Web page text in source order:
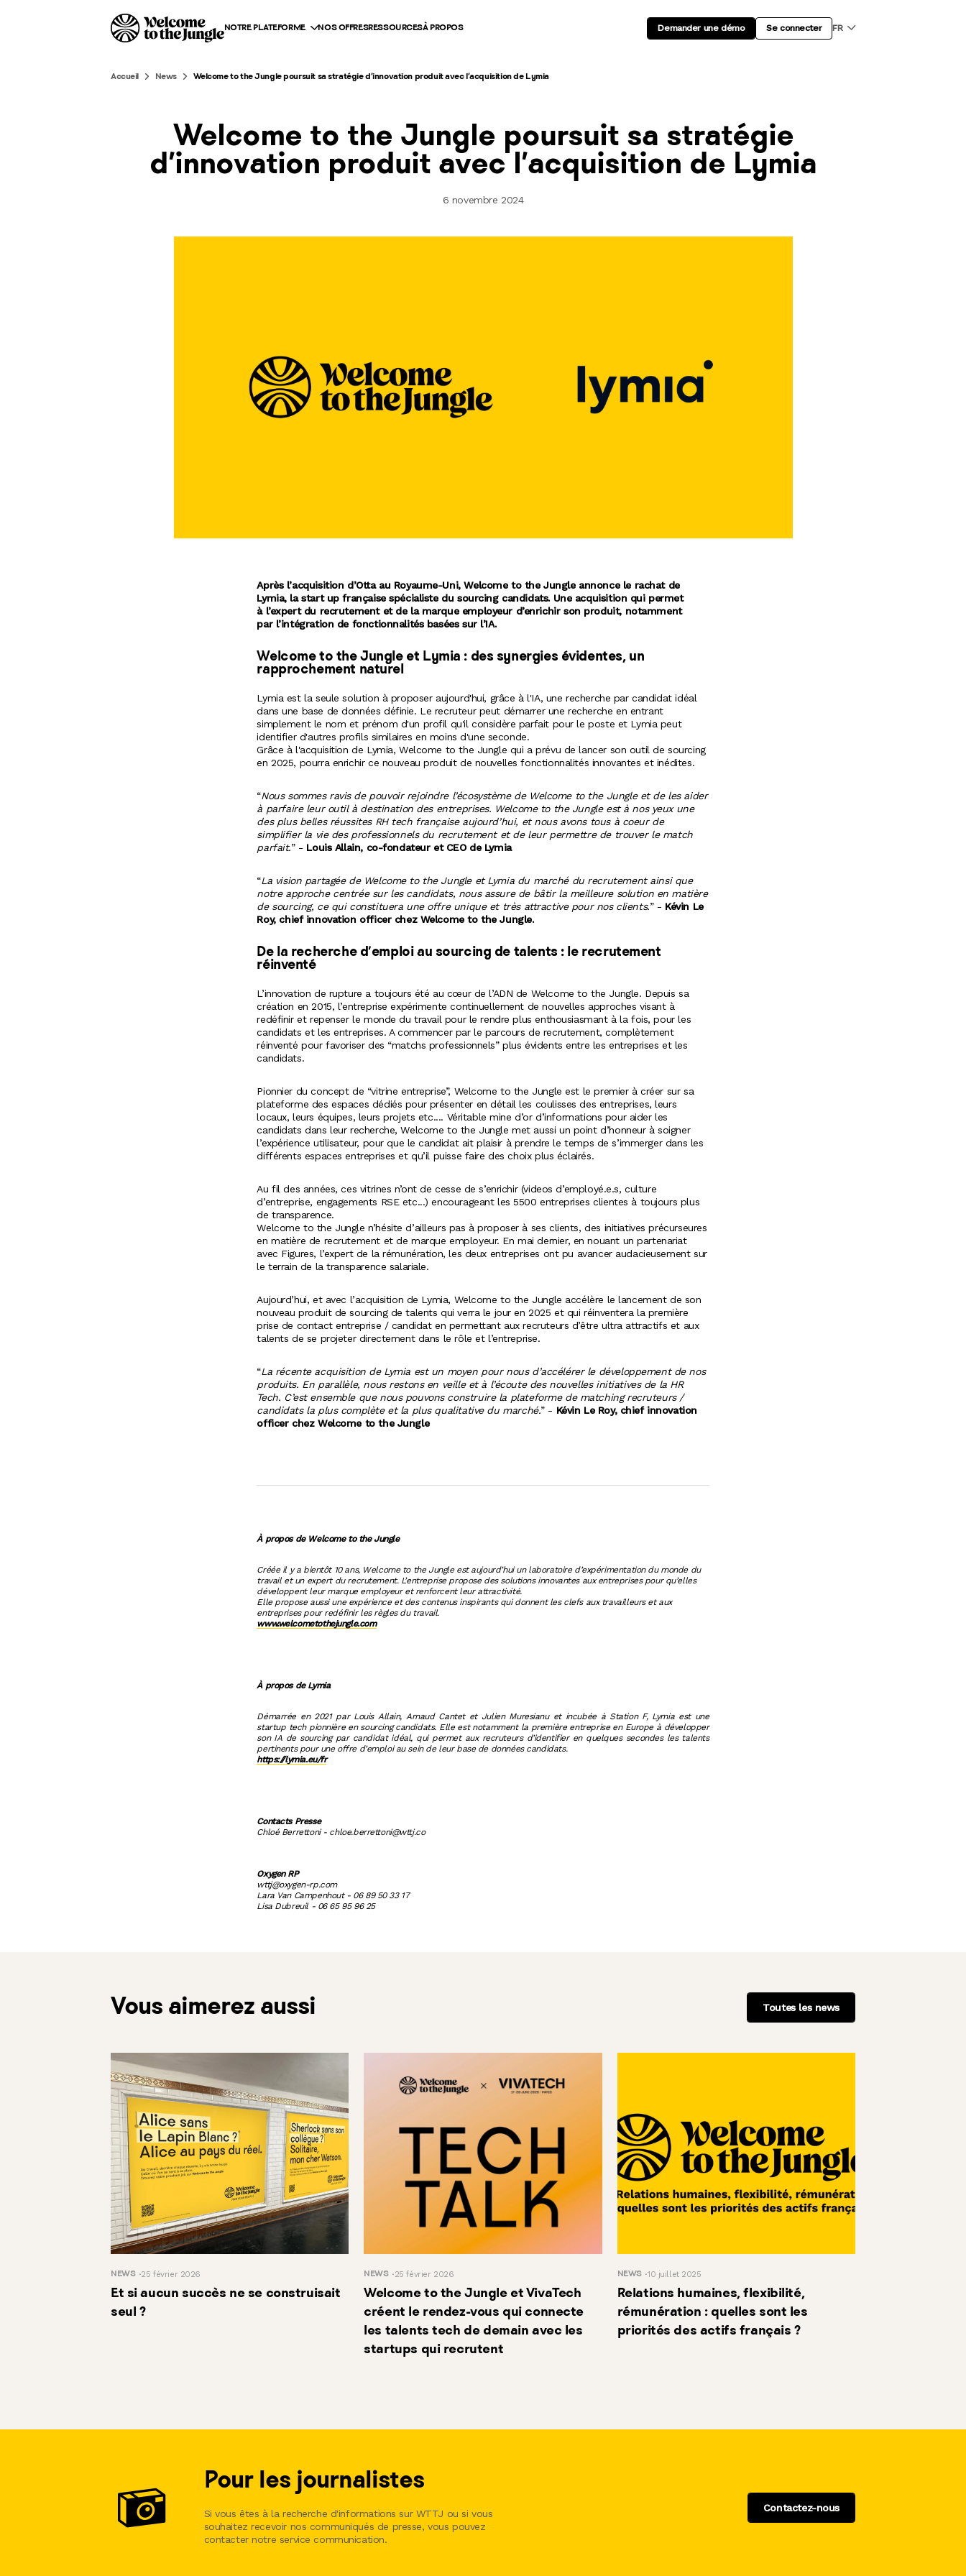
NOTRE PLATEFORME NOS OFFRESRESSOURCESÀ PROPOS Demander une démo Se connecter FR
Accueil News Welcome to the Jungle poursuit sa stratégie d’innovation produit avec l’acquisition de Lymia
Welcome to the Jungle poursuit sa stratégie
d’innovation produit avec l’acquisition de Lymia
6 novembre 2024
Après l’acquisition d’Otta au Royaume-Uni, Welcome to the Jungle annonce le rachat de
Lymia, la start up française spécialiste du sourcing candidats. Une acquisition qui permet
à l’expert du recrutement et de la marque employeur d’enrichir son produit, notamment
par l’intégration de fonctionnalités basées sur l’IA.
Welcome to the Jungle et Lymia : des synergies évidentes, un
rapprochement naturel
Lymia est la seule solution à proposer aujourd'hui, grâce à l'IA, une recherche par candidat idéal
dans une base de données définie. Le recruteur peut démarrer une recherche en entrant
simplement le nom et prénom d'un profil qu'il considère parfait pour le poste et Lymia peut
identifier d'autres profils similaires en moins d'une seconde.
Grâce à l'acquisition de Lymia, Welcome to the Jungle qui a prévu de lancer son outil de sourcing
en 2025, pourra enrichir ce nouveau produit de nouvelles fonctionnalités innovantes et inédites.
“Nous sommes ravis de pouvoir rejoindre l’écosystème de Welcome to the Jungle et de les aider
à parfaire leur outil à destination des entreprises. Welcome to the Jungle est à nos yeux une
des plus belles réussites RH tech française aujourd’hui, et nous avons tous à coeur de
simplifier la vie des professionnels du recrutement et de leur permettre de trouver le match
parfait.” - Louis Allain, co-fondateur et CEO de Lymia
“La vision partagée de Welcome to the Jungle et Lymia du marché du recrutement ainsi que
notre approche centrée sur les candidats, nous assure de bâtir la meilleure solution en matière
de sourcing, ce qui constituera une offre unique et très attractive pour nos clients.” - Kévin Le
Roy, chief innovation officer chez Welcome to the Jungle.
De la recherche d’emploi au sourcing de talents : le recrutement
réinventé
L’innovation de rupture a toujours été au cœur de l’ADN de Welcome to the Jungle. Depuis sa
création en 2015, l’entreprise expérimente continuellement de nouvelles approches visant à
redéfinir et repenser le monde du travail pour le rendre plus enthousiasmant à la fois, pour les
candidats et les entreprises. A commencer par le parcours de recrutement, complètement
réinventé pour favoriser des “matchs professionnels” plus évidents entre les entreprises et les
candidats.
Pionnier du concept de “vitrine entreprise”, Welcome to the Jungle est le premier à créer sur sa
plateforme des espaces dédiés pour présenter en détail les coulisses des entreprises, leurs
locaux, leurs équipes, leurs projets etc.... Véritable mine d’or d’informations pour aider les
candidats dans leur recherche, Welcome to the Jungle met aussi un point d’honneur à soigner
l’expérience utilisateur, pour que le candidat ait plaisir à prendre le temps de s’immerger dans les
différents espaces entreprises et qu’il puisse faire des choix plus éclairés.
Au fil des années, ces vitrines n’ont de cesse de s’enrichir (videos d’employé.e.s, culture
d’entreprise, engagements RSE etc...) encourageant les 5500 entreprises clientes à toujours plus
de transparence.
Welcome to the Jungle n’hésite d’ailleurs pas à proposer à ses clients, des initiatives précurseures
en matière de recrutement et de marque employeur. En mai dernier, en nouant un partenariat
avec Figures, l’expert de la rémunération, les deux entreprises ont pu avancer audacieusement sur
le terrain de la transparence salariale.
Aujourd’hui, et avec l’acquisition de Lymia, Welcome to the Jungle accélère le lancement de son
nouveau produit de sourcing de talents qui verra le jour en 2025 et qui réinventera la première
prise de contact entreprise / candidat en permettant aux recruteurs d’être ultra attractifs et aux
talents de se projeter directement dans le rôle et l’entreprise.
“La récente acquisition de Lymia est un moyen pour nous d’accélérer le développement de nos
produits. En parallèle, nous restons en veille et à l’écoute des nouvelles initiatives de la HR
Tech. C’est ensemble que nous pouvons construire la plateforme de matching recruteurs /
candidats la plus complète et la plus qualitative du marché.” - Kévin Le Roy, chief innovation
officer chez Welcome to the Jungle
À propos de Welcome to the Jungle
Créée il y a bientôt 10 ans, Welcome to the Jungle est aujourd’hui un laboratoire d’expérimentation du monde du
travail et un expert du recrutement. L’entreprise propose des solutions innovantes aux entreprises pour qu’elles
développent leur marque employeur et renforcent leur attractivité.
Elle propose aussi une expérience et des contenus inspirants qui donnent les clefs aux travailleurs et aux
entreprises pour redéfinir les règles du travail.
www.welcometothejungle.com
À propos de Lymia
Démarrée en 2021 par Louis Allain, Arnaud Cantet et Julien Muresianu et incubée à Station F, Lymia est une
startup tech pionnière en sourcing candidats. Elle est notamment la première entreprise en Europe à développer
son IA de sourcing par candidat idéal, qui permet aux recruteurs d’identifier en quelques secondes les talents
pertinents pour une offre d’emploi au sein de leur base de données candidats.
https://lymia.eu/fr
Contacts Presse
Chloé Berrettoni - chloe.berrettoni@wttj.co
Oxygen RP
wttj@oxygen-rp.com
Lara Van Campenhout - 06 89 50 33 17
Lisa Dubreuil - 06 65 95 96 25
Vous aimerez aussi Toutes les news
NEWS 25 février 2026
Et si aucun succès ne se construisait
seul ?
NEWS 25 février 2026
Welcome to the Jungle et VivaTech
créent le rendez-vous qui connecte
les talents tech de demain avec les
startups qui recrutent
NEWS 10 juillet 2025
Relations humaines, flexibilité,
rémunération : quelles sont les
priorités des actifs français ?
Pour les journalistes
Si vous êtes à la recherche d'informations sur WTTJ ou si vous
souhaitez recevoir nos communiqués de presse, vous pouvez
contacter notre service communication.
Contactez-nous